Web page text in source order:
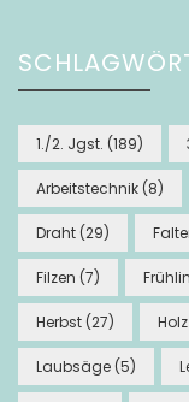
1./2. Jgst. (189)
Arbeitstechnik (8)
Draht (29)
Filzen (7)
Herbst (27) Holz
Laubsäge (5)